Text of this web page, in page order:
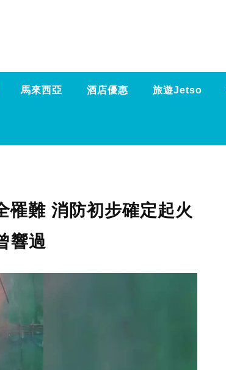
馬來西亞 酒店優惠 旅遊Jetso
罹難 消防初步確定起火
響過